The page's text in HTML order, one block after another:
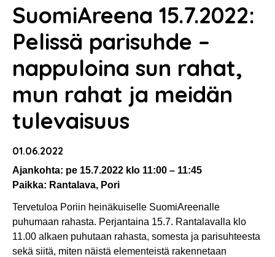
SuomiAreena 15.7.2022:
Pelissä parisuhde –
nappuloina sun rahat,
mun rahat ja meidän
tulevaisuus
01.06.2022
Ajankohta: pe 15.7.2022 klo 11:00 – 11:45
Paikka: Rantalava, Pori
Tervetuloa Poriin heinäkuiselle SuomiAreenalle
puhumaan rahasta. Perjantaina 15.7. Rantalavalla klo
11.00 alkaen puhutaan rahasta, somesta ja parisuhteesta
sekä siitä, miten näistä elementeistä rakennetaan